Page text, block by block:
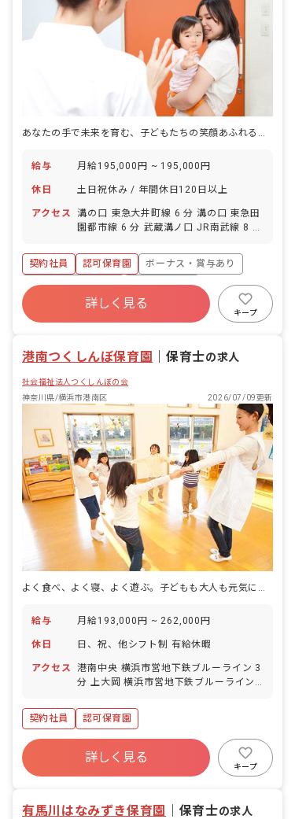
あなたの手で未来を育む、子どもたちの笑顔あふれる保育園で働こう
給与 月給195,000円 ~ 195,000円
休日 土日祝休み / 年間休日120日以上
アクセス
溝の口 東急大井町線 6 分 溝の口 東急田
園都市線 6 分 武蔵溝ノ口 JR南武線 8 分
急大井町線 10 分
契約社員 認可保育園
ボーナス・賞与あり
年間休日120日以上
社会保険完備
残業少なめ
詳しく見る
キープ
港南つくしんぼ保育園 ｜保育士の求人
社会福祉法人つくしんぼの会
神奈川県/横浜市港南区
2026/07/09更新
よく食べ、よく寝、よく遊ぶ。子どもも大人も元気になれる保育を実践する園です。
給与 月給193,000円 ~ 262,000円
休日 日、祝、他シフト制 有給休暇
アクセス
港南中央 横浜市営地下鉄ブルーライン 3
分 上大岡 横浜市営地下鉄ブルーライン
京浜急行本線 21 分 上永谷 横浜市営地下
鉄ブルーライン 24 分
契約社員 認可保育園
詳しく見る
キープ
有馬川はなみずき保育園 保育士の求人